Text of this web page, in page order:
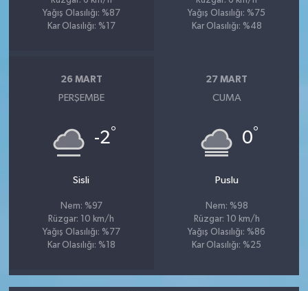
Yağış Olasılığı: %87
Kar Olasılığı: %17
Yağış Olasılığı: %75
Kar Olasılığı: %48
26 MART
PERŞEMBE
-2°
Sisli
Nem: %97
Rüzgar: 10 km/h
Yağış Olasılığı: %77
Kar Olasılığı: %18
27 MART
CUMA
0°
Puslu
Nem: %98
Rüzgar: 10 km/h
Yağış Olasılığı: %86
Kar Olasılığı: %25